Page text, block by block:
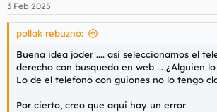
Además, si van a hacer una ficha técnica
apartado donde describan su propio físico
específicos: ¿delgado o corpulento? ¿Nivel
o bajo? ¿Edad aproximada? Porque,
chica de 40 no trabaja igual que una de 20,
tendrá la misma experiencia con un cliente
e
s
3 Feb 2025
pollak rebuznó:
Buena idea joder .... asi seleccionamos el
derecho con busqueda en web ... ¿Alguien
Lo de el telefono con guiones no lo tengo
Por cierto, creo que aqui hay un error